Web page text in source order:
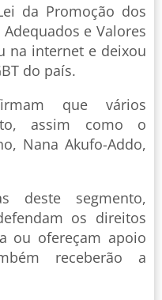
da Promoção dos
e Valores
na internet e deixou
do país.
que vários
assim como o
Nana Akufo-Addo,
deste segmento,
os direitos
ou ofereçam apoio
receberão a